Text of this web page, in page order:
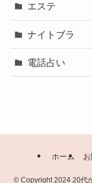
エステ
ナイトブラ
電話占い
ホーム
©Copyright 2024 20代